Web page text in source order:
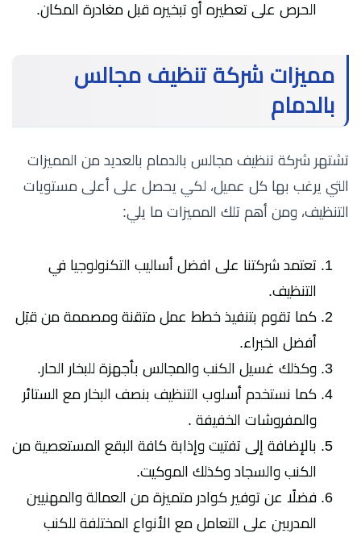
الحرص على تعطيره أو تبخيره قبل مغادرة المكان.
مميزات شركة تنظيف مجالس
بالدمام
تشتهر شركة تنظيف مجالس بالدمام بالعديد من المميزات
التي يرغب بها كل عميل، لكي يحصل على أعلى مستويات
التنظيف، ومن أهم تلك المميزات ما يلي:
تعتمد شركتنا على افضل أساليب التكنولوجيا في
التنظيف.
كما تقوم بتنفيذ خطط عمل متقنة ومصممة من قبَل
أفضل الخبراء.
وكذلك غسيل الكنب والمجالس بأجهزة للبخار الحار.
كما نستخدم أسلوب التنظيف بنصف البخار مع الستائر
والمفروشات الخفيفة .
بالإضافة إلى تفتيت وإذابة كافة البقع المستعصية من
الكنب والسجاد وكذلك الموكيت.
فضلًا عن توفير كوادر متميزة من العمالة والمهنيين
المدربين على التعامل مع الأنواع المختلفة للكنب